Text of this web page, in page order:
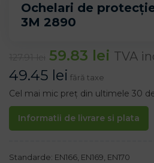
Ochelari de
3M 2890
59.83 lei TVA
49.45 lei fără taxe
Cel mai mic preț din ultimele 30
Informatii de livrare si plata
Standarde: EN166, EN169, EN170